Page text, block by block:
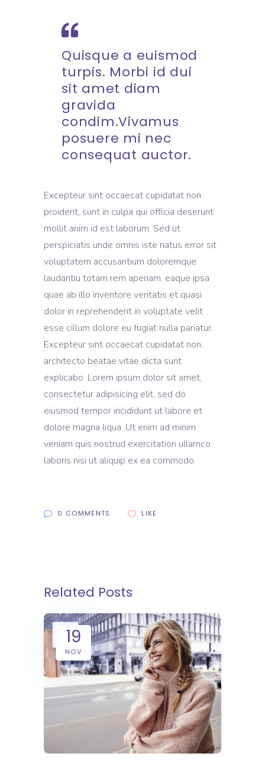
Quisque a euismod
turpis. Morbi id dui
sit amet diam
gravida
condim.Vivamus
posuere mi nec
consequat auctor.
Excepteur sint occaecat cupidatat non
proident, sunt in culpa qui officia deserunt
mollit anim id est laborum. Sed ut
perspiciatis unde omnis iste natus error sit
voluptatem accusantium doloremque
laudantiu totam rem aperiam, eaque ipsa
quae ab illo inventore veritatis et quasi
dolor in reprehenderit in voluptate velit
esse cillum dolore eu fugiat nulla pariatur.
Excepteur sint occaecat cupidatat non,
architecto beatae vitae dicta sunt
explicabo. Lorem ipsum dolor sit amet,
consectetur adipisicing elit, sed do
eiusmod tempor incididunt ut labore et
dolore magna liqua. Ut enim ad minim
veniam quis nostrud exercitation ullamco
laboris nisi ut aliquip ex ea commodo.
0 COMMENTS LIKE
Related Posts
19
NOV